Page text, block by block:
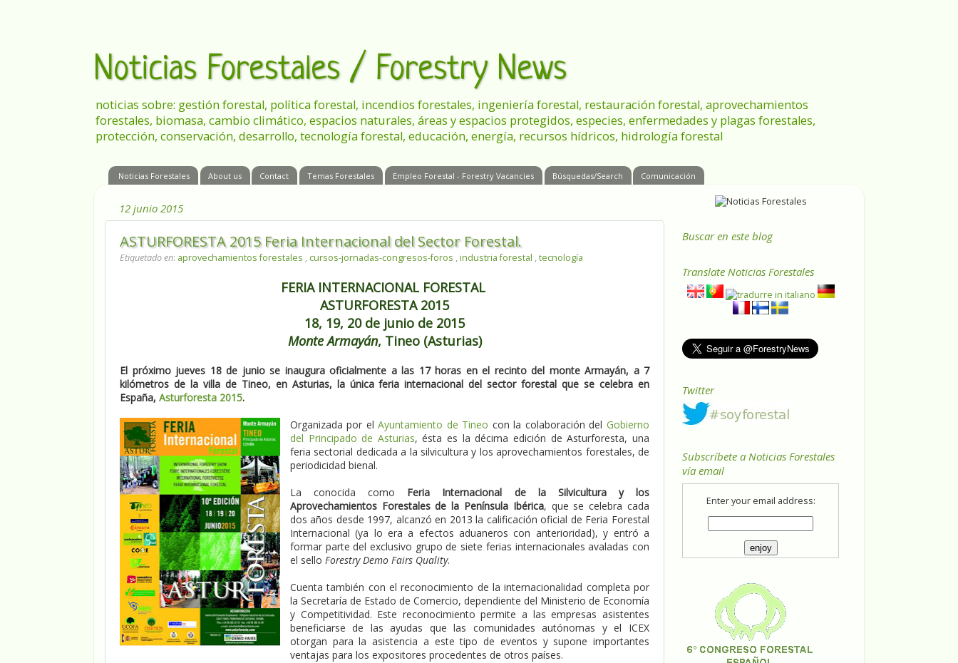
Noticias Forestales / Forestry News
noticias sobre: gestión forestal, política forestal, incendios forestales, ingeniería forestal, restauración forestal, aprovechamientos
forestales, biomasa, cambio climático, espacios naturales, áreas y espacios protegidos, especies, enfermedades y plagas forestales,
protección, conservación, desarrollo, tecnología forestal, educación, energía, recursos hídricos, hidrología forestal
Noticias Forestales About us Contact Temas Forestales Empleo Forestal - Forestry Vacancies Búsquedas/Search Comunicación
12 junio 2015
ASTURFORESTA 2015 Feria Internacional del Sector Forestal.
Etiquetado en: aprovechamientos forestales , cursos-jornadas-congresos-foros , industria forestal , tecnología
FERIA INTERNACIONAL FORESTAL
ASTURFORESTA 2015
18, 19, 20 de junio de 2015
Monte Armayán, Tineo (Asturias)
El próximo jueves 18 de junio se inaugura oficialmente a las 17 horas en el recinto del monte Armayán, a 7
kilómetros de la villa de Tineo, en Asturias, la única feria internacional del sector forestal que se celebra en
España, Asturforesta 2015.
Organizada por elAyuntamiento de Tineo con la colaboración delGobierno
del Principado de Asturias, ésta es la décima edición de Asturforesta, una
feria sectorial dedicada a la silvicultura y los aprovechamientos forestales, de
periodicidad bienal.
La conocida como Feria Internacional de la Silvicultura y los
Aprovechamientos Forestales de la Península Ibérica, que se celebra cada
dos años desde 1997, alcanzó en 2013 la calificación oficial de Feria Forestal
Internacional (ya lo era a efectos aduaneros con anterioridad), y entró a
formar parte del exclusivo grupo de siete ferias internacionales avaladas con
el sello Forestry Demo Fairs Quality.
Cuenta también con el reconocimiento de la internacionalidad completa por
la Secretaría de Estado de Comercio, dependiente del Ministerio de Economía
y Competitividad. Este reconocimiento permite a las empresas asistentes
beneficiarse de las ayudas que las comunidades autónomas y el ICEX
otorgan para la asistencia a este tipo de eventos y supone importantes
ventajas para los expositores procedentes de otros países.
Buscar en este blog
Translate Noticias Forestales
Twitter
Subscríbete a Noticias Forestales
vía email
Enter your email address: